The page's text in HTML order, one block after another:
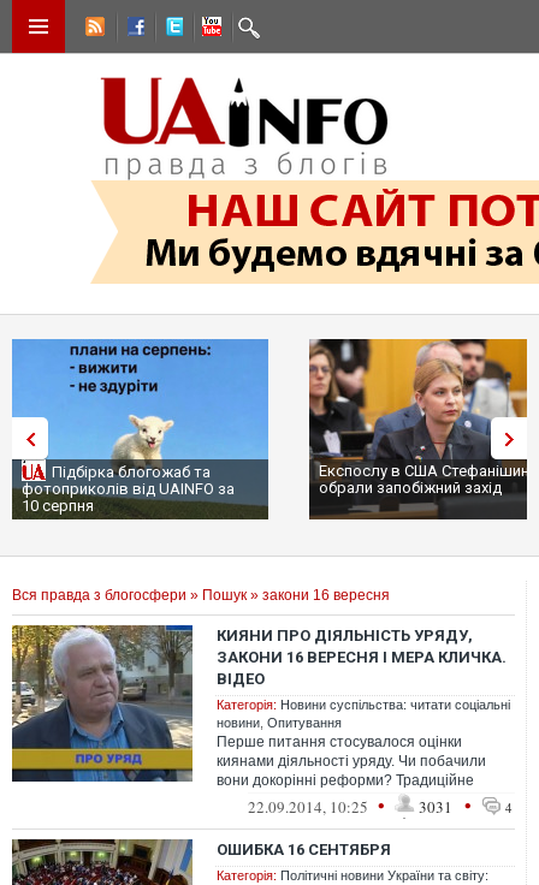
Підбірка блогожаб та
фотоприколів від UAINFO за
10 серпня
Експослу в США
обрали запобіжний захід
Вся правда з блогосфери » Пошук » закони 16 вересня
КИЯНИ ПРО ДІЯЛЬНІСТЬ УРЯДУ,
ЗАКОНИ 16 ВЕРЕСНЯ І МЕРА КЛИЧКА.
ВІДЕО
Категорія: Новини суспільства: читати соціальні
новини Опитування
Перше питання стосувалося оцінки
киянами діяльності уряду. Чи побачили
вони докорінні реформи? Традиційне
покращення? Як оцінили нові «платіжки&...
22.09.2014, 10:25 • 3031 • 4
ОШИБКА 16 СЕНТЯБРЯ
Категорія: Політичні новини України та світу: